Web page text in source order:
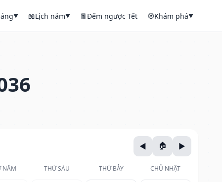
▼ 📖Lịch năm▼ 🧧Đếm ngược Tết 🧭Khám phá▼
NĂM THỨ SÁU THỨ BẢY CHỦ NHẬT